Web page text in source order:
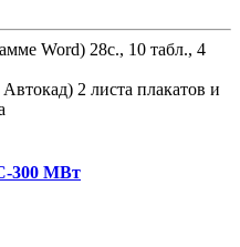
Word) 28с., 10 табл., 4
2 листа плакатов и
300 МВт